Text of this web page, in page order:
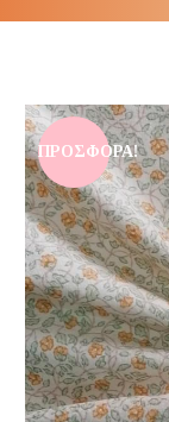
ΠΡΟΣΦΟΡΆ!